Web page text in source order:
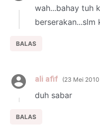
wah...bahay tuh
berserakan...slm
BALAS
ali afif 23 Mei
duh sabar
BALAS